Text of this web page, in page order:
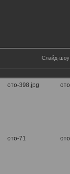
Слайд-шоу: